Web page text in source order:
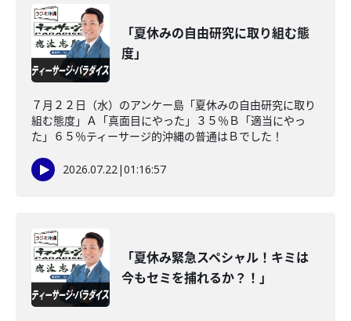
「夏休みの自由研究に取り組む態
度」
７月２２日（水）のアンケー島「夏休みの自由研究に取り
組む態度」Ａ「真面目にやった」３５％Ｂ「適当にやっ
た」６５％ティーサージ的沖縄の普通はＢでした！
2026.07.22|01:16:57
「夏休み緊急スペシャル！キミは
今もセミを捕れるか？！」